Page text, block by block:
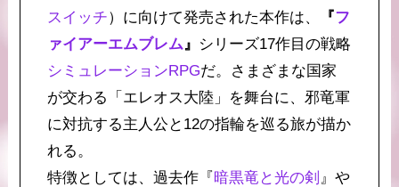
スイッチ）に向けて発売された本作は、 『フ
ァイアーエムブレム 』 シリーズ17作目の戦略
シミュレーションRPGだ。さまざまな国家
が交わる「エレオス大陸」を舞台に、邪竜軍
に対抗する主人公と12の指輪を巡る旅が描か
れる。
特徴としては、過去作『暗黒竜と光の剣 』や